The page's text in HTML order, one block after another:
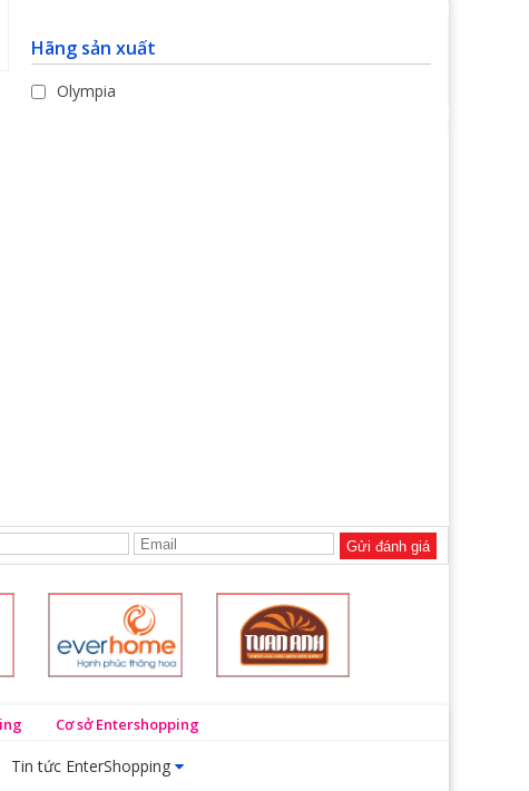
Hãng sản xuất
Olympia
Gửi đánh giá
Cơ sở Entershopping
Tin tức EnterShopping